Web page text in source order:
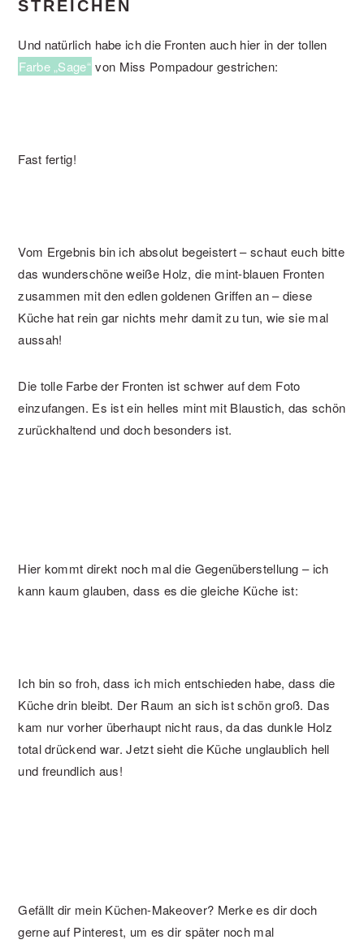
STREICHEN
Und natürlich habe ich die Fronten auch hier in der tollen
Farbe „Sage“ von Miss Pompadour gestrichen:
Fast fertig!
Vom Ergebnis bin ich absolut begeistert – schaut euch bitte
das wunderschöne weiße Holz, die mint-blauen Fronten
zusammen mit den edlen goldenen Griffen an – diese
Küche hat rein gar nichts mehr damit zu tun, wie sie mal
aussah!
Die tolle Farbe der Fronten ist schwer auf dem Foto
einzufangen. Es ist ein helles mint mit Blaustich, das schön
zurückhaltend und doch besonders ist.
Hier kommt direkt noch mal die Gegenüberstellung – ich
kann kaum glauben, dass es die gleiche Küche ist:
Ich bin so froh, dass ich mich entschieden habe, dass die
Küche drin bleibt. Der Raum an sich ist schön groß. Das
kam nur vorher überhaupt nicht raus, da das dunkle Holz
total drückend war. Jetzt sieht die Küche unglaublich hell
und freundlich aus!
Gefällt dir mein Küchen-Makeover? Merke es dir doch
gerne auf Pinterest, um es dir später noch mal